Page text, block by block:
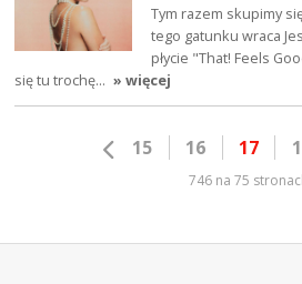
Tym razem skupimy
tego gatunku wraca
płycie "That! Feels
się tu trochę… » więcej
15 16 17
746 na 75